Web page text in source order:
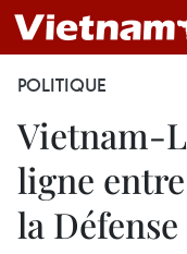
POLITIQUE
Vietnam-
ligne
la Défense